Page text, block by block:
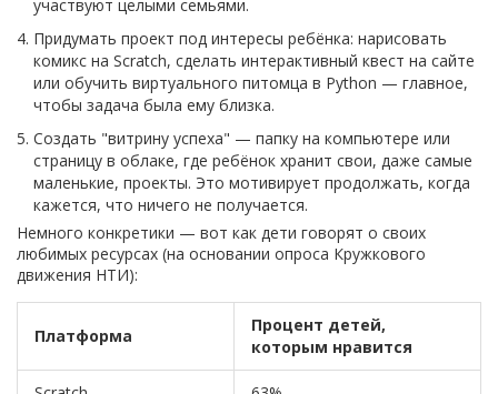
участвуют целыми семьями.
Придумать проект под интересы ребёнка: нарисовать
комикс на Scratch, сделать интерактивный квест на сайте
или обучить виртуального питомца в Python — главное,
чтобы задача была ему близка.
Создать "витрину успеха" — папку на компьютере или
страницу в облаке, где ребёнок хранит свои, даже самые
маленькие, проекты. Это мотивирует продолжать, когда
кажется, что ничего не получается.
Немного конкретики — вот как дети говорят о своих
любимых ресурсах (на основании опроса Кружкового
движения НТИ):
Платформа
Процент детей,
которым нравится